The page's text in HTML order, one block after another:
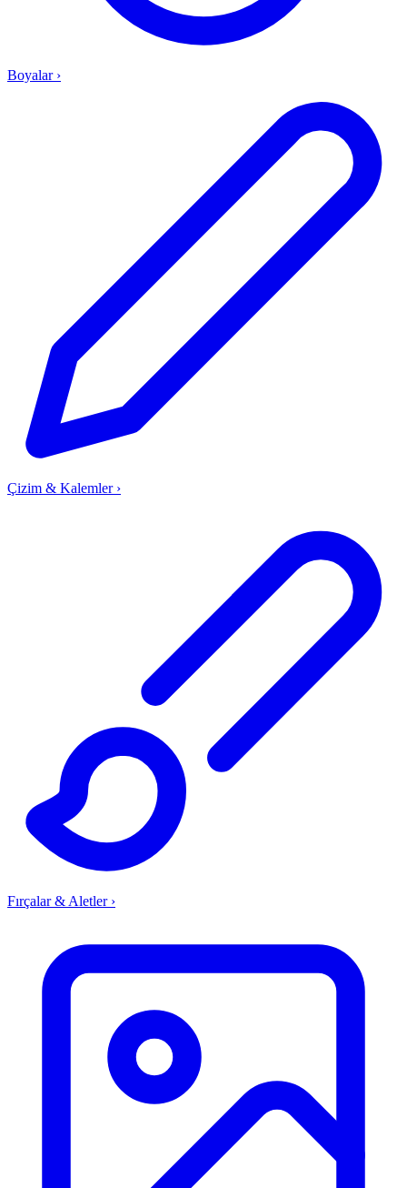
Boyalar ›
Çizim & Kalemler ›
Fırçalar & Aletler ›